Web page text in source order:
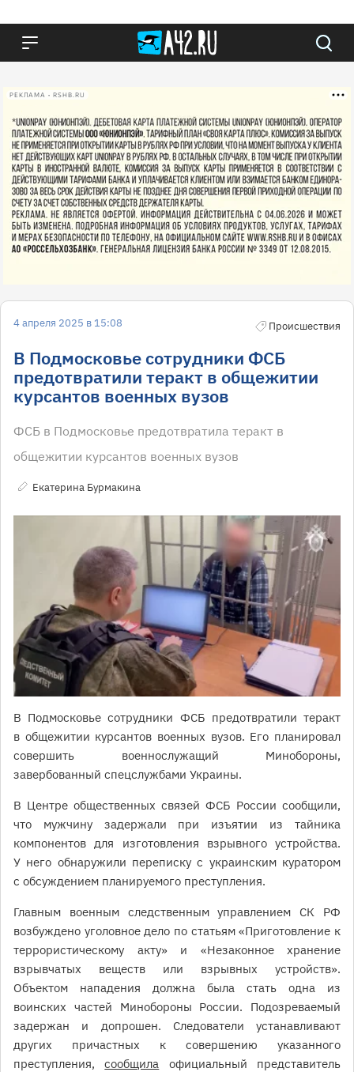
РЕКЛАМА • RSHB.RU
4 апреля 2025 в 15:08 Происшествия
В Подмосковье сотрудники ФСБ
предотвратили теракт в общежитии
курсантов военных вузов
ФСБ в Подмосковье предотвратила теракт в
общежитии курсантов военных вузов
Екатерина Бурмакина
В Подмосковье сотрудники ФСБ предотвратили теракт
в общежитии курсантов военных вузов. Его планировал
совершить военнослужащий Минобороны,
завербованный спецслужбами Украины.
В Центре общественных связей ФСБ России сообщили,
что мужчину задержали при изъятии из тайника
компонентов для изготовления взрывного устройства.
У него обнаружили переписку с украинским куратором
с обсуждением планируемого преступления.
Главным военным следственным управлением СК РФ
возбуждено уголовное дело по статьям «Приготовление к
террористическому акту» и «Незаконное хранение
взрывчатых веществ или взрывных устройств».
Объектом нападения должна была стать одна из
воинских частей Минобороны России. Подозреваемый
задержан и допрошен. Следователи устанавливают
других причастных к совершению указанного
преступления,сообщила официальный представитель